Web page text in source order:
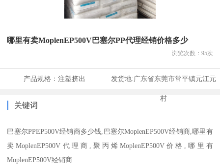
哪里有卖MoplenEP500V巴塞尔PP代理经销价格多少
浏览次数： 95次
产品规格： 注塑挤出 发货地:广东省东莞市常平镇元江元
村
关键词
巴塞尔PPEP500V经销商多少钱,巴塞尔MoplenEP500V经销商,哪里有
卖MoplenEP500V代理商,聚丙烯MoplenEP500V价格,哪里有
MoplenEP500V经销商